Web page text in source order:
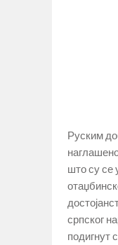
Руским
што су се
српског
подигнут